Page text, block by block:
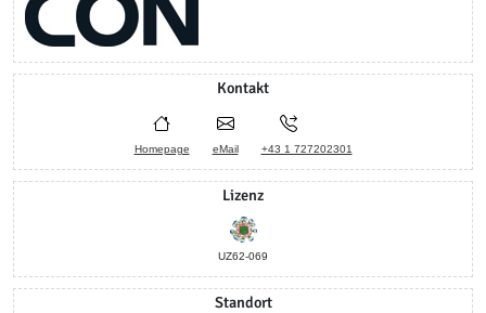
Kontakt
Homepage eMail +43 1 727202301
Lizenz
UZ62-069
Standort